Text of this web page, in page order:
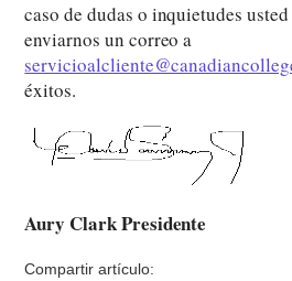
caso de dudas o inquietudes
enviarnos un correo a
éxitos.
Aury Clark Presidente
Compartir artículo: